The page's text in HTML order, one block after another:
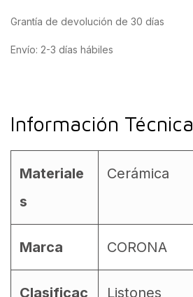
Grantía de devolución de 30 días
Envío: 2-3 días hábiles
Información Técnica
Materiale
s
Cerámica
Marca CORONA
Clasificac
Listones